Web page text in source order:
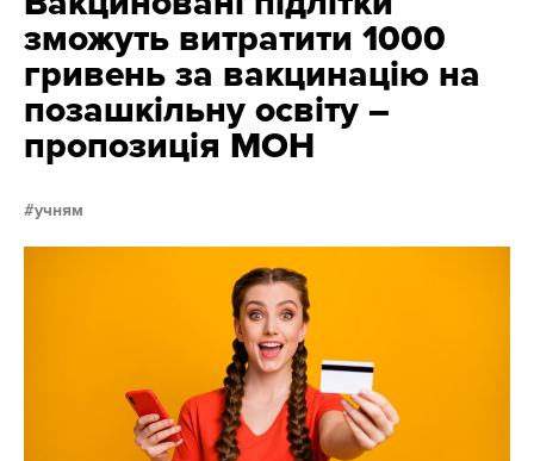
зможуть витратити 1000
гривень за вакцинацію на
позашкільну освіту –
пропозиція МОН
учням